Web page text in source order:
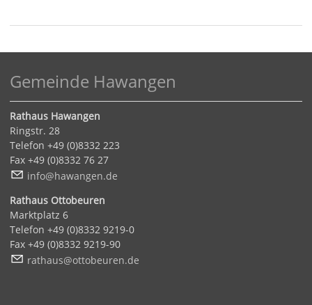
Gemeinde Hawangen
Rathaus Hawangen
Ringstr. 28
Telefon +49 (0)8332 223
Fax +49 (0)8332 76 27
nf
h w ng n d
Rathaus Ottobeuren
Marktplatz 6
Telefon +49 (0)8332 9219-0
Fax +49 (0)8332 9219-90
r th s tt b r n d